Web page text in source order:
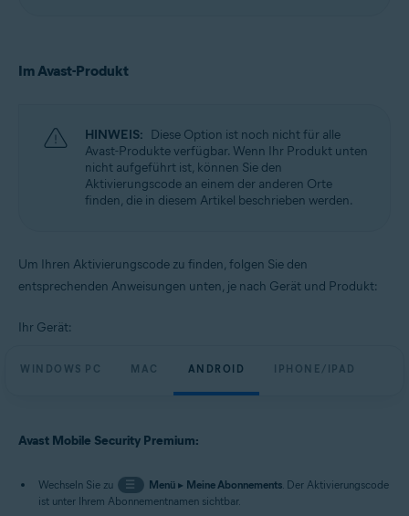
Im Avast-Produkt
HINWEIS: Diese Option ist noch nicht für alle
Avast-Produkte verfügbar. Wenn Ihr Produkt unten
nicht aufgeführt ist, können Sie den
Aktivierungscode an einem der anderen Orte
finden, die in diesem Artikel beschrieben werden.
Um Ihren Aktivierungscode zu finden, folgen Sie den
entsprechenden Anweisungen unten, je nach Gerät und Produkt:
Ihr Gerät:
WINDOWS PC MAC ANDROID IPHONE/IPAD
Avast Mobile Security Premium:
Wechseln Sie zu ☰ Menü▸ Meine Abonnements. Der Aktivierungscode
ist unter Ihrem Abonnementnamen sichtbar.